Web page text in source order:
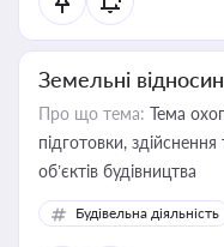
Земельні
Про що тема: Тема
підготовки,
об’єктів будівництва
Будівельна діяльність